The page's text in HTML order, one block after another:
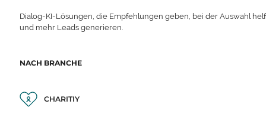
Dialog-KI-Lösungen, die Empfehlungen geben, bei der Auswahl
und mehr Leads generieren.
NACH BRANCHE
CHARITIY